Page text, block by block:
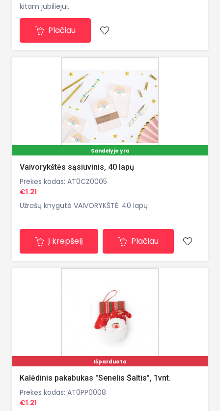
kitam jubiliejui.
Plačiau
Sandėlyje yra
Vaivorykštės sąsiuvinis, 40 lapų
Prekės kodas: AT0CZ0005
€1.21
Užrašų knygutė VAIVORYKŠTĖ. 40 lapų
Į krepšelį Plačiau
Išparduota
Kalėdinis pakabukas "Senelis Šaltis", 1vnt.
Prekės kodas: AT0PP0008
€1.21